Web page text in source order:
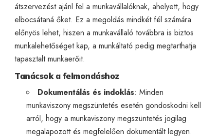
átszervezést ajánl fel a munkavállalóknak, ahelyett, hogy
elbocsátaná őket. Ez a megoldás mindkét fél számára
előnyös lehet, hiszen a munkavállaló továbbra is biztos
munkalehetőséget kap, a munkáltató pedig megtarthatja
tapasztalt munkaerőit.
Tanácsok a felmondáshoz
Dokumentálás és indoklás: Minden
munkaviszony megszüntetés esetén gondoskodni kell
arról, hogy a munkaviszony megszüntetés jogilag
megalapozott és megfelelően dokumentált legyen.